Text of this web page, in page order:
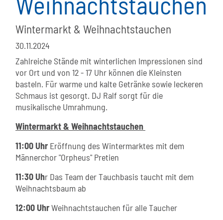
Wintermarkt & Weihnachtstauchen
30.11.2024
Zahlreiche Stände mit winterlichen Impressionen sind
vor Ort und von 12 - 17 Uhr können die Kleinsten
basteln. Für warme und kalte Getränke sowie leckeren
Schmaus ist gesorgt. DJ Ralf sorgt für die
musikalische Umrahmung.
Wintermarkt & Weihnachtstauchen
11:00 Uhr Eröffnung des Wintermarktes mit dem
Männerchor "Orpheus" Pretien
11:30 Uhr Das Team der Tauchbasis taucht mit dem
Weihnachtsbaum ab
12:00 UhrWeihnachtstauchen für alle Taucher